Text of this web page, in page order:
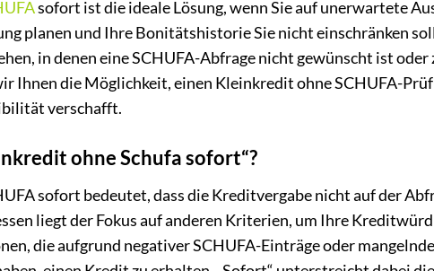
sofort ist die ideale Lösung, wenn Sie auf unerwartete
planen und Ihre Bonitätshistorie Sie nicht einschränken
in denen eine SCHUFA-Abfrage nicht gewünscht ist
Ihnen die Möglichkeit, einen Kleinkredit ohne SCHUFA-
verschafft.
ohne Schufa sofort“?
sofort bedeutet, dass die Kreditvergabe nicht auf der
liegt der Fokus auf anderen Kriterien, um Ihre
die aufgrund negativer SCHUFA-Einträge oder